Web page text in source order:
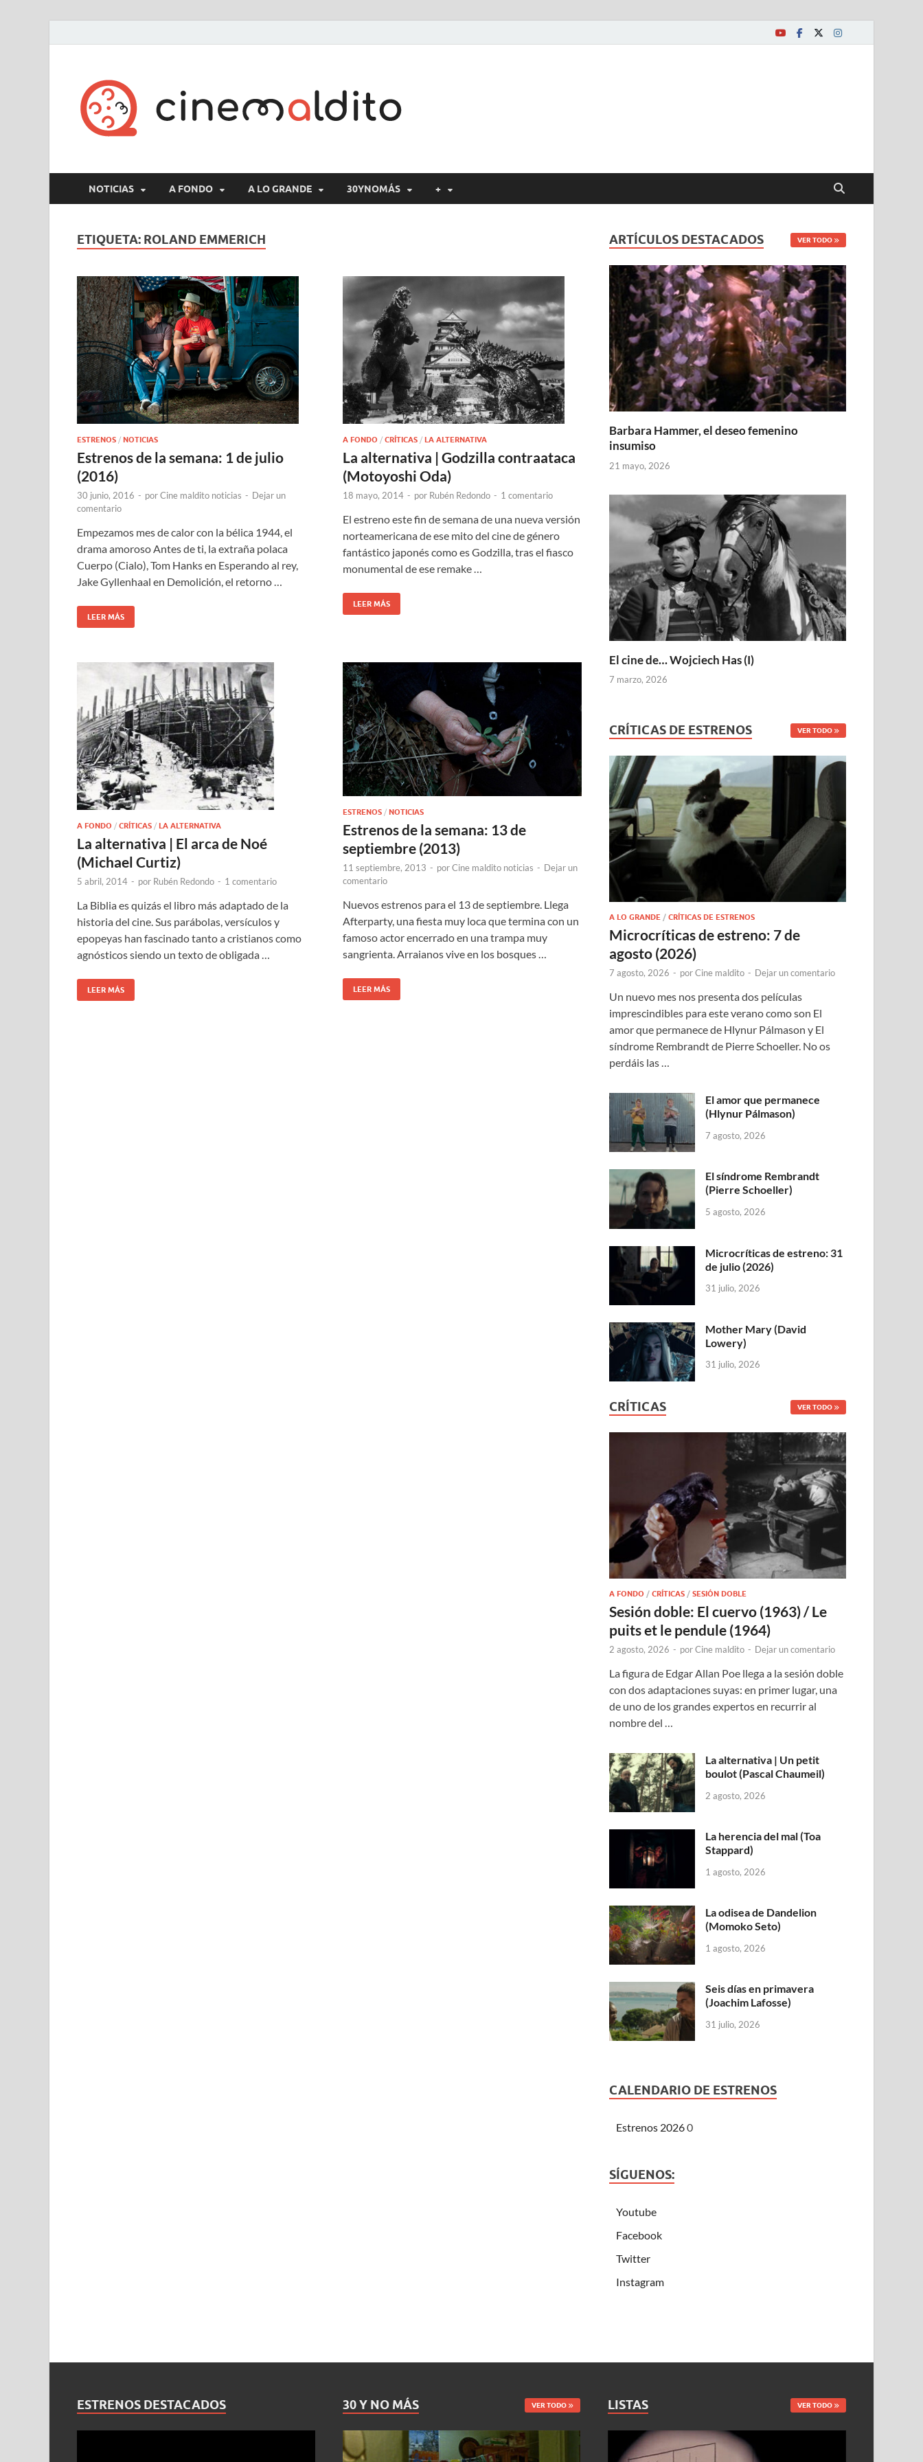
NOTICIAS A FONDO A LO GRANDE 30YNOMÁS +
ETIQUETA: ROLAND EMMERICH
ESTRENOS / NOTICIAS
Estrenos de la semana: 1 de julio
(2016)
30 junio, 2016 - porCine maldito noticias - Dejar un
comentario
Empezamos mes de calor con la bélica 1944, el
drama amoroso Antes de ti, la extraña polaca
Cuerpo (Cialo), Tom Hanks en Esperando al rey,
Jake Gyllenhaal en Demolición, el retorno …
LEER MÁS
A FONDO / CRÍTICAS / LA ALTERNATIVA
La alternativa | Godzilla contraataca
(Motoyoshi Oda)
18 mayo, 2014 - por Rubén Redondo - 1 comentario
El estreno este fin de semana de una nueva versión
norteamericana de ese mito del cine de género
fantástico japonés como es Godzilla, tras el fiasco
monumental de ese remake …
LEER MÁS
A FONDO / CRÍTICAS / LA ALTERNATIVA
La alternativa | El arca de Noé
(Michael Curtiz)
5 abril, 2014 - por Rubén Redondo - 1 comentario
La Biblia es quizás el libro más adaptado de la
historia del cine. Sus parábolas, versículos y
epopeyas han fascinado tanto a cristianos como
agnósticos siendo un texto de obligada …
LEER MÁS
ESTRENOS / NOTICIAS
Estrenos de la semana: 13 de
septiembre (2013)
11 septiembre, 2013 - porCine maldito noticias - Dejar un
comentario
Nuevos estrenos para el 13 de septiembre. Llega
Afterparty, una fiesta muy loca que termina con un
famoso actor encerrado en una trampa muy
sangrienta. Arraianos vive en los bosques …
LEER MÁS
ARTÍCULOS DESTACADOS VER TODO
Barbara Hammer, el deseo femenino
insumiso
21 mayo, 2026
El cine de… Wojciech Has (I)
7 marzo, 2026
CRÍTICAS DE ESTRENOS VER TODO
A LO GRANDE /CRÍTICAS DE ESTRENOS
Microcríticas de estreno: 7 de
agosto (2026)
7 agosto, 2026 - porCine maldito - Dejar un comentario
Un nuevo mes nos presenta dos películas
imprescindibles para este verano como son El
amor que permanece de Hlynur Pálmason y El
síndrome Rembrandt de Pierre Schoeller. No os
perdáis las …
El amor que permanece
(Hlynur Pálmason)
7 agosto, 2026
El síndrome Rembrandt
(Pierre Schoeller)
5 agosto, 2026
Microcríticas de estreno: 31
de julio (2026)
31 julio, 2026
Mother Mary (David
Lowery)
31 julio, 2026
CRÍTICAS VER TODO
A FONDO /CRÍTICAS /SESIÓN DOBLE
Sesión doble: El cuervo (1963) / Le
puits et le pendule (1964)
2 agosto, 2026 - porCine maldito - Dejar un comentario
La figura de Edgar Allan Poe llega a la sesión doble
con dos adaptaciones suyas: en primer lugar, una
de uno de los grandes expertos en recurrir al
nombre del …
La alternativa | Un petit
boulot (Pascal Chaumeil)
2 agosto, 2026
La herencia del mal (Toa
Stappard)
1 agosto, 2026
La odisea de Dandelion
(Momoko Seto)
1 agosto, 2026
Seis días en primavera
(Joachim Lafosse)
31 julio, 2026
CALENDARIO DE ESTRENOS
Estrenos 20260
SÍGUENOS:
Youtube
Facebook
Twitter
Instagram
ESTRENOS DESTACADOS 30 Y NO MÁS VER TODO LISTAS VER TODO